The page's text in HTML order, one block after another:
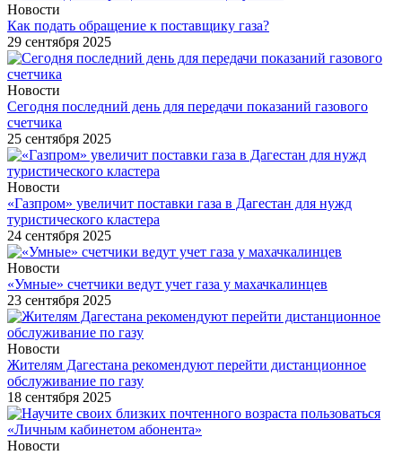
Новости
Как подать обращение к поставщику газа?
29 сентября 2025
Новости
Сегодня последний день для передачи показаний газового
счетчика
25 сентября 2025
Новости
«Газпром» увеличит поставки газа в Дагестан для нужд
туристического кластера
24 сентября 2025
Новости
«Умные» счетчики ведут учет газа у махачкалинцев
23 сентября 2025
Новости
Жителям Дагестана рекомендуют перейти дистанционное
обслуживание по газу
18 сентября 2025
Новости